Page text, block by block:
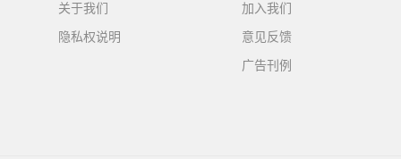
关于我们
隐私权说明
加入我们
意见反馈
广告刊例